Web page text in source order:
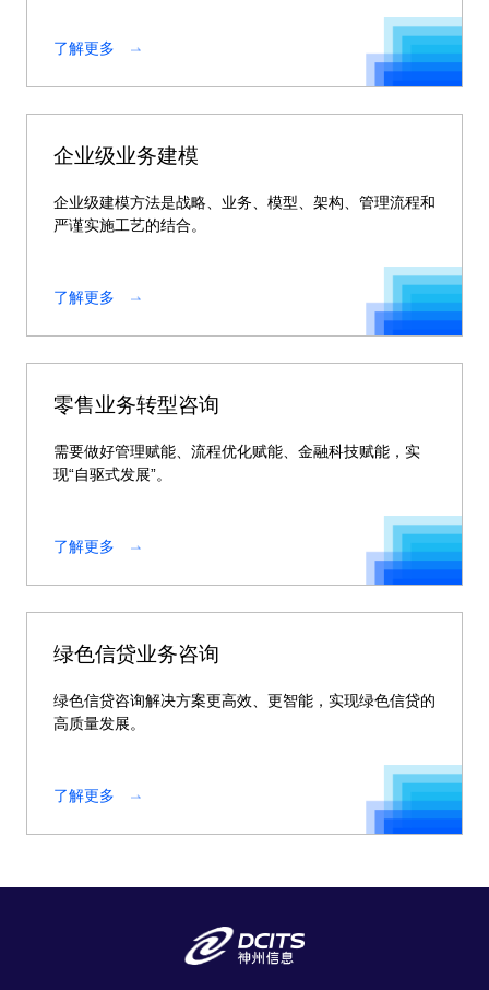
了解更多
企业级业务建模
企业级建模方法是战略、业务、模型、架构、管理流程和
严谨实施工艺的结合。
了解更多
零售业务转型咨询
需要做好管理赋能、流程优化赋能、金融科技赋能，实
现“自驱式发展”。
了解更多
绿色信贷业务咨询
绿色信贷咨询解决方案更高效、更智能，实现绿色信贷的
高质量发展。
了解更多